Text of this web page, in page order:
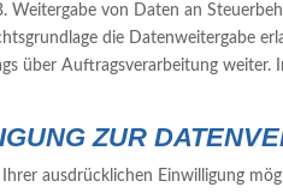
Weitergabe von Daten an
die Datenweitergabe
über Auftragsverarbeitung
ZUR
ausdrücklichen Einwilligung